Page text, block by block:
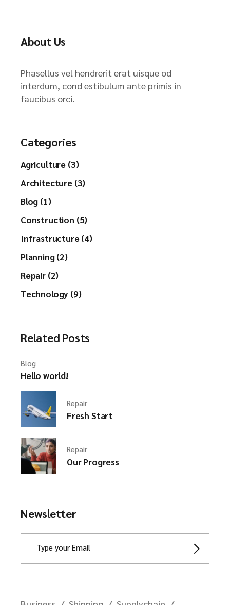
About Us
Phasellus vel hendrerit erat uisque od
interdum, cond estibulum ante primis in
faucibus orci.
Categories
Agriculture (3)
Architecture (3)
Blog (1)
Construction (5)
Infrastructure (4)
Planning (2)
Repair (2)
Technology (9)
Related Posts
Blog
Hello world!
Repair
Fresh Start
Repair
Our Progress
Newsletter